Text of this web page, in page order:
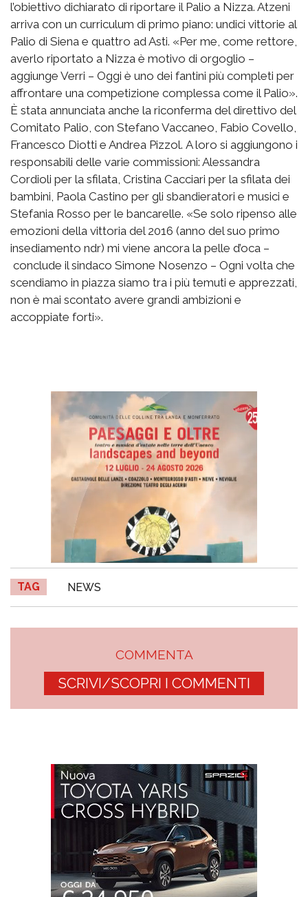
l’obiettivo dichiarato di riportare il Palio a Nizza. Atzeni
arriva con un curriculum di primo piano: undici vittorie al
Palio di Siena e quattro ad Asti. «Per me, come rettore,
averlo riportato a Nizza è motivo di orgoglio –
aggiunge Verri – Oggi è uno dei fantini più completi per
affrontare una competizione complessa come il Palio».
È stata annunciata anche la riconferma del direttivo del
Comitato Palio, con Stefano Vaccaneo, Fabio Covello,
Francesco Diotti e Andrea Pizzol. A loro si aggiungono i
responsabili delle varie commissioni: Alessandra
Cordioli per la sfilata, Cristina Cacciari per la sfilata dei
bambini, Paola Castino per gli sbandieratori e musici e
Stefania Rosso per le bancarelle. «Se solo ripenso alle
emozioni della vittoria del 2016 (anno del suo primo
insediamento ndr) mi viene ancora la pelle d’oca –
conclude il sindaco Simone Nosenzo – Ogni volta che
scendiamo in piazza siamo tra i più temuti e apprezzati,
non è mai scontato avere grandi ambizioni e
accoppiate forti».
TAG NEWS
COMMENTA
SCRIVI/SCOPRI I COMMENTI